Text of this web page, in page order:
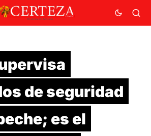
de seguridad
es el